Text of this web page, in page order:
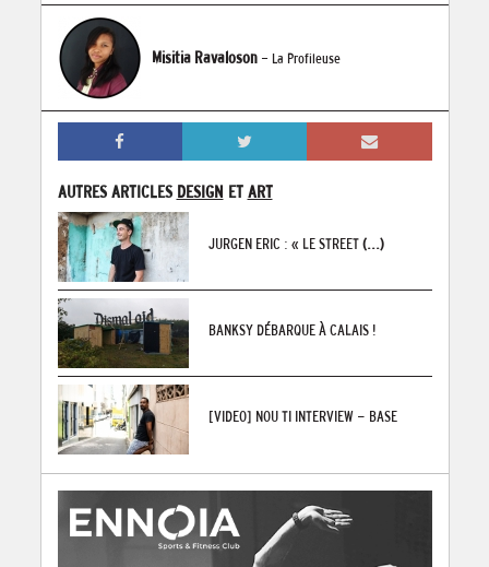
Misitia Ravaloson - La Profileuse
AUTRES ARTICLES DESIGN ET ART
JURGEN ERIC : « LE STREET(...)
BANKSY DÉBARQUE À CALAIS !
[VIDEO] NOU TI INTERVIEW - BASE